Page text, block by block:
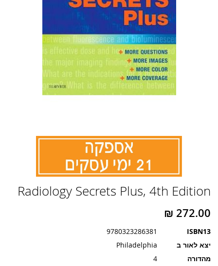
Radiology Secrets Plus, 4th Edition
ISBN13
9780323286381
יצא לאור ב
Philadelphia
מהדורה
4
להתחלה
גלריית
תמונות